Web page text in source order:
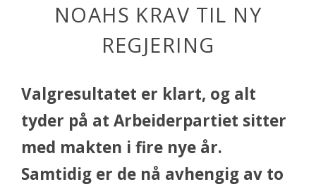
NOAHS KRAV TIL NY
REGJERING
Valgresultatet er klart, og alt
tyder på at Arbeiderpartiet sitter
med makten i fire nye år.
Samtidig er de nå avhengig av to